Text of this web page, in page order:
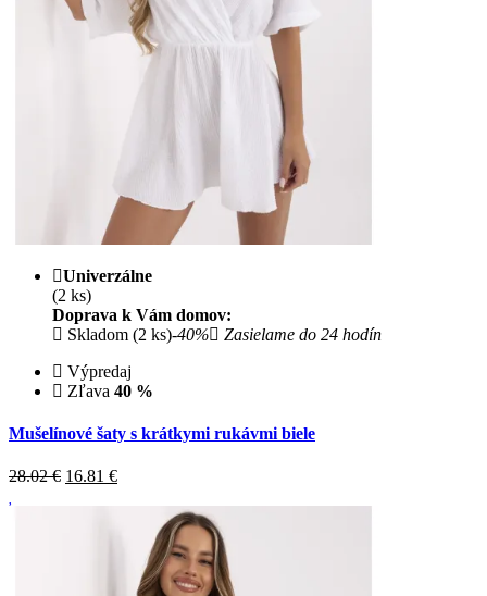
Univerzálne
(2 ks)
Doprava k Vám domov:
Skladom (2 ks)-40%
Zasielame do 24 hodín
Výpredaj
Zľava 40 %
Mušelínové šaty s krátkymi rukávmi biele
28.02 € 16.81 €